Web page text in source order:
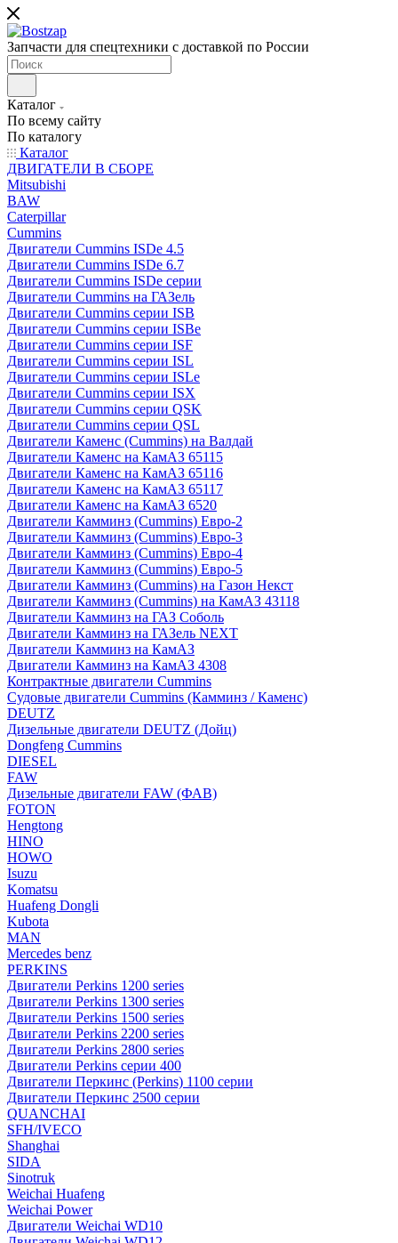
Запчасти для спецтехники с доставкой по России
Каталог
По всему сайту
По каталогу
Каталог
ДВИГАТЕЛИ В СБОРЕ
Mitsubishi
BAW
Caterpillar
Cummins
Двигатели Cummins ISDe 4.5
Двигатели Cummins ISDe 6.7
Двигатели Cummins ISDe серии
Двигатели Cummins на ГАЗель
Двигатели Cummins серии ISB
Двигатели Cummins серии ISBe
Двигатели Cummins серии ISF
Двигатели Cummins серии ISL
Двигатели Cummins серии ISLe
Двигатели Cummins серии ISX
Двигатели Cummins серии QSK
Двигатели Cummins серии QSL
Двигатели Каменс (Cummins) на Валдай
Двигатели Каменс на КамАЗ 65115
Двигатели Каменс на КамАЗ 65116
Двигатели Каменс на КамАЗ 65117
Двигатели Каменс на КамАЗ 6520
Двигатели Камминз (Cummins) Евро-2
Двигатели Камминз (Cummins) Евро-3
Двигатели Камминз (Cummins) Евро-4
Двигатели Камминз (Cummins) Евро-5
Двигатели Камминз (Cummins) на Газон Некст
Двигатели Камминз (Cummins) на КамАЗ 43118
Двигатели Камминз на ГАЗ Соболь
Двигатели Камминз на ГАЗель NEXT
Двигатели Камминз на КамАЗ
Двигатели Камминз на КамАЗ 4308
Контрактные двигатели Cummins
Судовые двигатели Cummins (Камминз / Каменс)
DEUTZ
Дизельные двигатели DEUTZ (Дойц)
Dongfeng Cummins
DIESEL
FAW
Дизельные двигатели FAW (ФАВ)
FOTON
Hengtong
HINO
HOWO
Isuzu
Komatsu
Huafeng Dongli
Kubota
MAN
Mercedes benz
PERKINS
Двигатели Perkins 1200 series
Двигатели Perkins 1300 series
Двигатели Perkins 1500 series
Двигатели Perkins 2200 series
Двигатели Perkins 2800 series
Двигатели Perkins серии 400
Двигатели Перкинс (Perkins) 1100 серии
Двигатели Перкинс 2500 серии
QUANCHAI
SFH/IVECO
Shanghai
SIDA
Sinotruk
Weichai Huafeng
Weichai Power
Двигатели Weichai WD10